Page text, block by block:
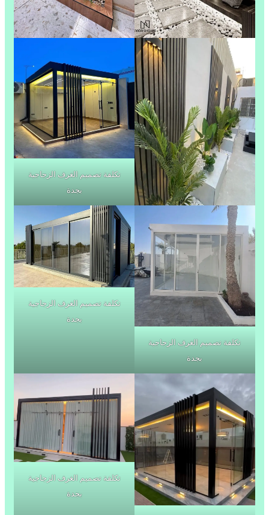
تكلفة تصميم الغرف الزجاجية
بجدة
تكلفة تصميم الغرف الزجاجية
بجدة
تكلفة تصميم الغرف الزجاجية
بجدة
تكلفة تصميم الغرف الزجاجية
بجدة